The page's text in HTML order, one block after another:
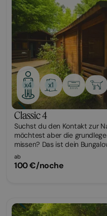
x4 x1
Classic 4
Suchst du den Kontakt zur
möchtest aber die
missen? Das ist dein
ab
100 €/noche
Parcela